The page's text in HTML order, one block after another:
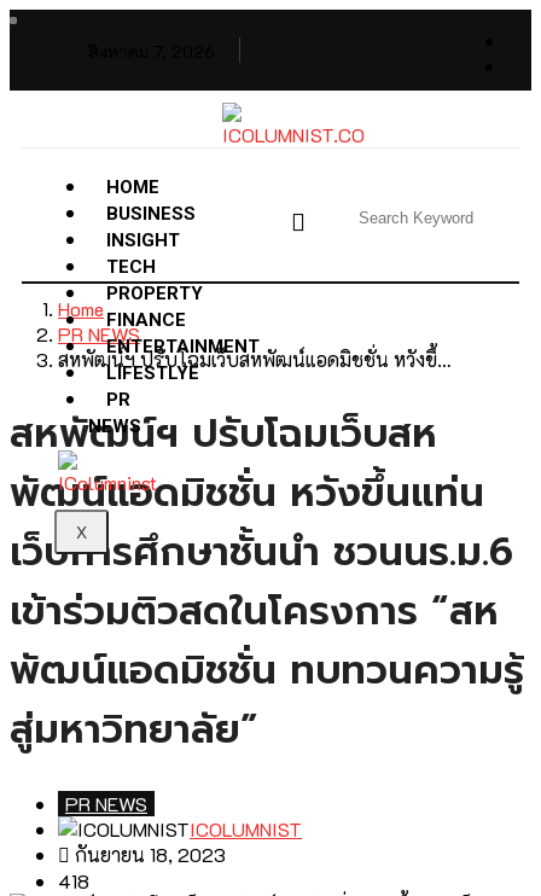
HOME
BUSINESS
INSIGHT
TECH
PROPERTY
FINANCE
ENTERTAINMENT
LIFESTLYE
PR
NEWS
X
Home
PR NEWS
สหพัฒน์ฯ ปรับโฉมเว็บสหพัฒน์แอดมิชชั่น หวังขึ้…
สหพัฒน์ฯ ปรับโฉมเว็บสห
พัฒน์แอดมิชชั่น หวังขึ้นแท่น
เว็บการศึกษาชั้นนำ ชวนนร.ม.6
เข้าร่วมติวสดในโครงการ “สห
พัฒน์แอดมิชชั่น ทบทวนความรู้
สู่มหาวิทยาลัย”
PR NEWS
ICOLUMNIST
กันยายน 18, 2023
418